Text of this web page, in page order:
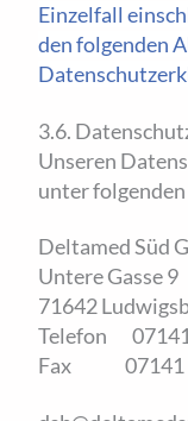
Einzelfall
den folgenden
3.6.
Unseren
unter
Deltamed Süd
Untere Gasse 9
71642
Telefon 07141
Fax 07141